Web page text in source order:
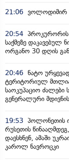
21:06 ვოლოდიმირ
20:54 პროკურორის
საქმეზე დაკავებულ
ორგანო 30 დღის
20:46 ნატო
ტერიტორიულ
საოკუპაციო
გენერალური
19:53 პოლონეთის
რუსეთის
დაესხნენ, ამაში
კაროლ ნავროცკი